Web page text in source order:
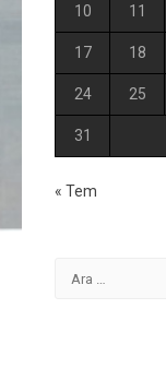
10 11
17 18
24 25
31
« Tem